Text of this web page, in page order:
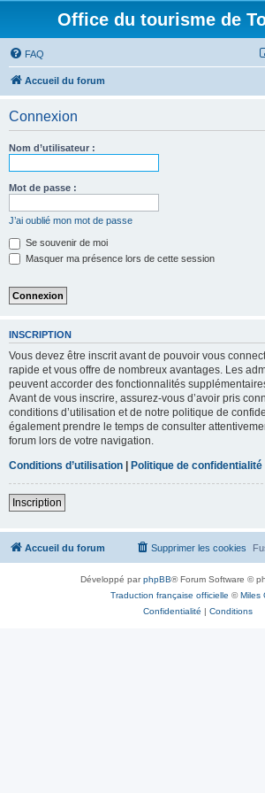
Office du tourisme de
FAQ
Accueil du forum
Connexion
Nom d’utilisateur :
Mot de passe :
J’ai oublié mon mot de passe
Se souvenir de moi
Masquer ma présence lors de cette session
INSCRIPTION
Vous devez être inscrit avant de pouvoir vous
rapide et vous offre de nombreux avantages. Les
peuvent accorder des fonctionnalités
Avant de vous inscrire, assurez-vous d’avoir pris
conditions d’utilisation et de notre politique de
également prendre le temps de consulter
forum lors de votre navigation.
Conditions d’utilisation | Politique de confidentialité
Inscription
Accueil du forum Supprimer les cookies
Développé parphpBB® Forum Software ©
Traduction française officielle ©Miles
Confidentialité | Conditions